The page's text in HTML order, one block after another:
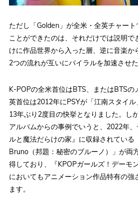
ただし「Golden」が全米・全英チャー
ことができたのは、それだけでは説明で
けに作品世界から入った層、逆に音楽か
2つの流れが互いにバイラルを加速させ
K-POPの全米首位はBTS、またはBTSの
英首位は2012年にPSYが「江南スタイ
13年ぶり2度目の快挙となりました。し
アルバムからの事例でいうと、2022年
ルと魔法だらけの家』に収録されてい
Bruno（邦題：秘密のブルーノ）」が両
得しており、『KPOPガールズ！デーモ
においてもアニメーション作品特有の強
ます。